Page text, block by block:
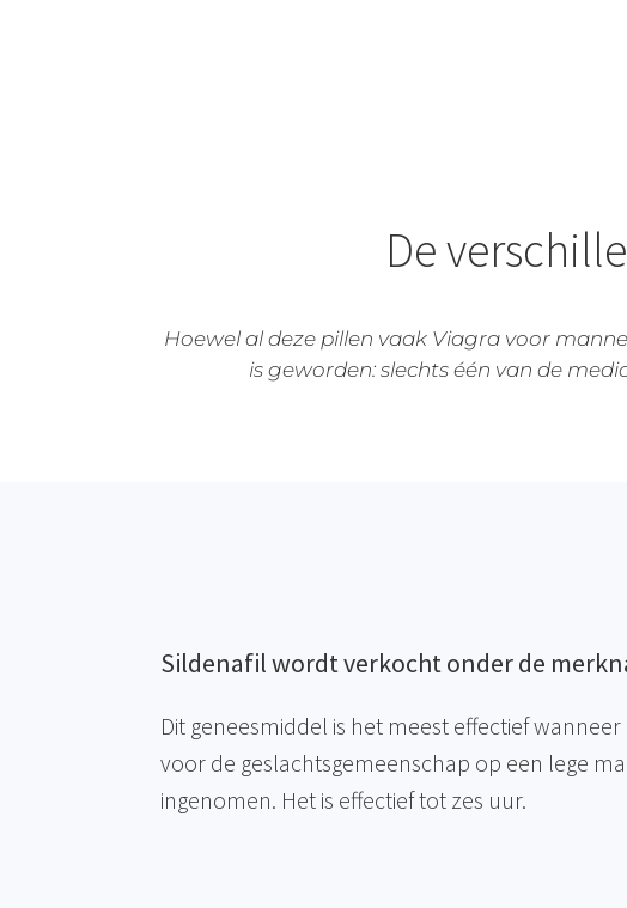
De
Hoewel al deze pillen vaak Viagra voor
is geworden: slechts één van de
Sildenafil wordt verkocht onder de
Dit geneesmiddel is het meest effectief
voor de geslachtsgemeenschap op een lege
ingenomen. Het is effectief tot zes uur.